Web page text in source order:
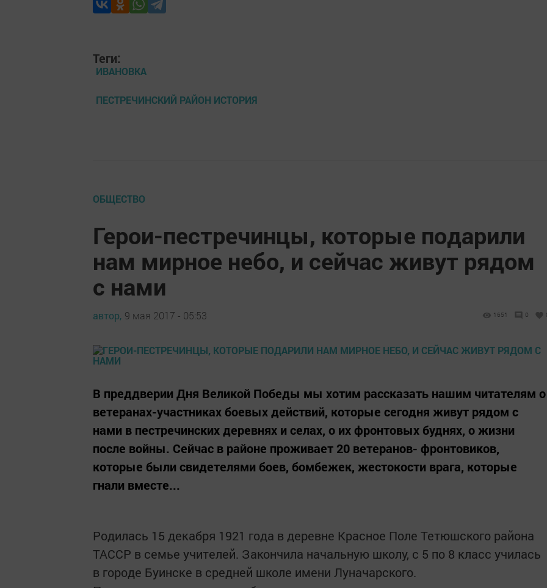
Теги:
ИВАНОВКА
ПЕСТРЕЧИНСКИЙ РАЙОН ИСТОРИЯ
ОБЩЕСТВО
Герои-пестречинцы, которые подарили
нам мирное небо, и сейчас живут рядом
с нами
автор, 9 мая 2017 - 05:53 1651 0
В преддверии Дня Великой Победы мы хотим рассказать нашим читателям о
ветеранах-участниках боевых действий, которые сегодня живут рядом с
нами в пестречинских деревнях и селах, о их фронтовых буднях, о жизни
после войны. Сейчас в районе проживает 20 ветеранов- фронтовиков,
которые были свидетелями боев, бомбежек, жестокости врага, которые
гнали вместе...
Родилась 15 декабря 1921 года в деревне Красное Поле Тетюшского района
ТАССР в семье учителей. Закончила начальную школу, с 5 по 8 класс училась
в городе Буинске в средней школе имени Луначарского.